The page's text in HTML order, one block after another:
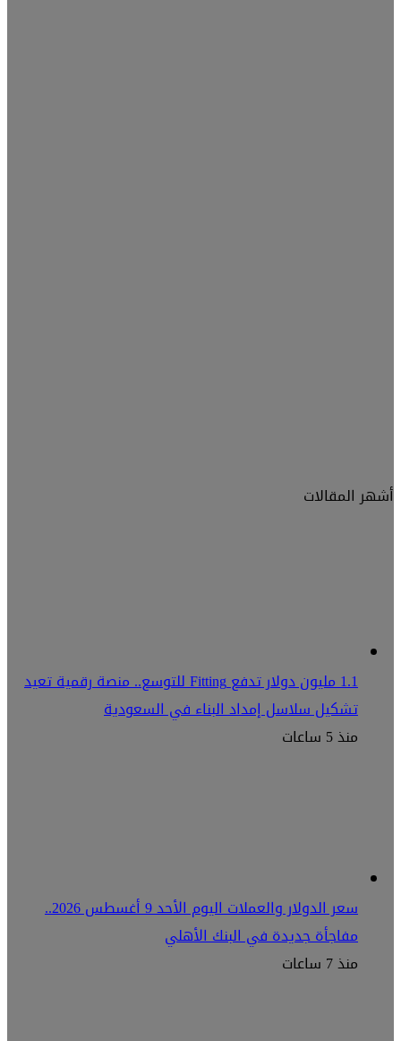
أشهر المقالات
1.1 مليون دولار تدفع Fitting للتوسع.. منصة رقمية تعيد
تشكيل سلاسل إمداد البناء في السعودية
منذ 5 ساعات
سعر الدولار والعملات اليوم الأحد 9 أغسطس 2026..
مفاجأة جديدة في البنك الأهلي
منذ 7 ساعات